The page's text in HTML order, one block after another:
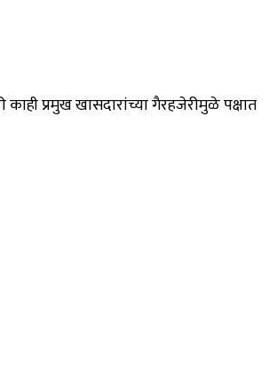
प्रमुख खासदारांच्या गैरहजेरीमुळे पक्षात